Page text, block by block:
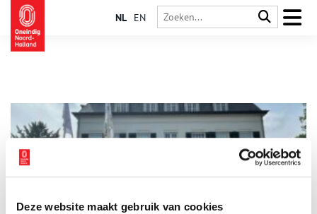
Deze website maakt gebruik van cookies
NL EN